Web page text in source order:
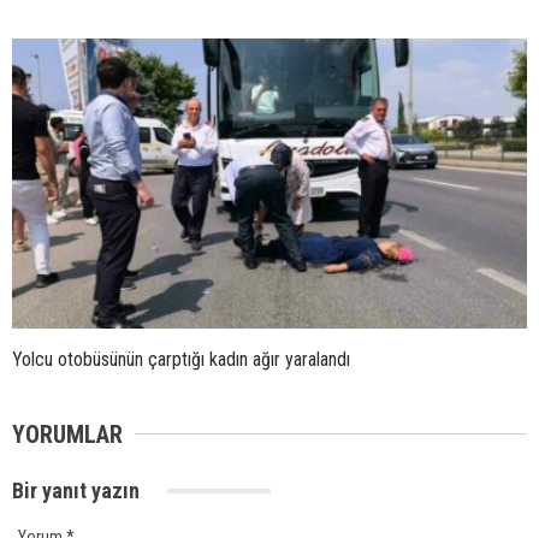
Yolcu otobüsünün çarptığı kadın ağır yaralandı
YORUMLAR
Bir yanıt yazın